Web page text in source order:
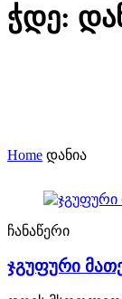
ჭდე:
Home დანია
ჩანაწერი
ჯგუფური